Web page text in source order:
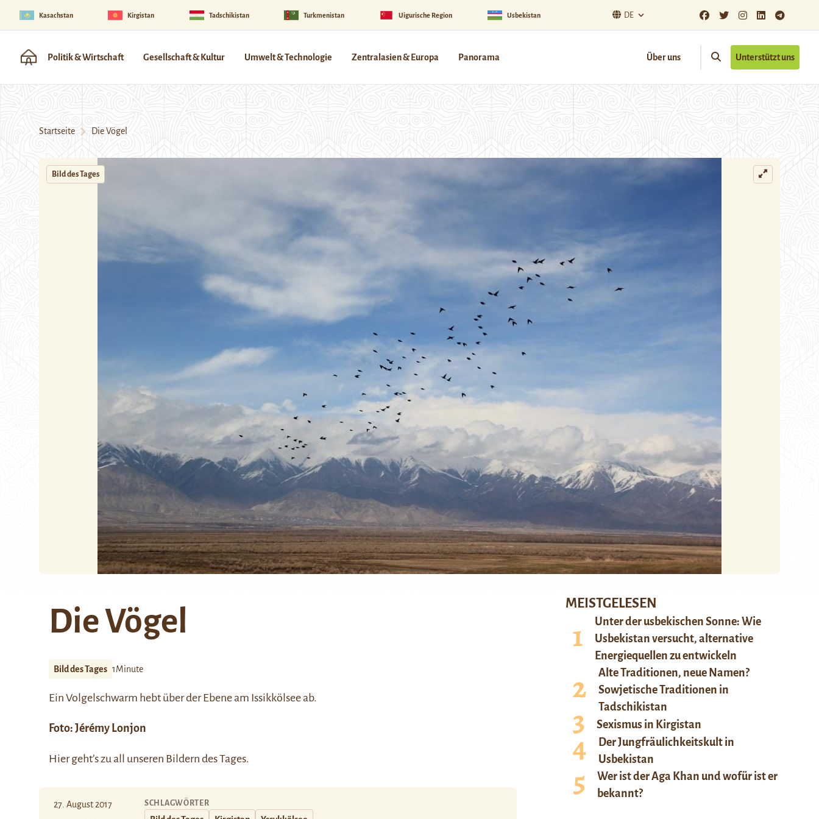
Kasachstan Kirgistan Tadschikistan Turkmenistan Uigurische Region Usbekistan DE
Politik & Wirtschaft Gesellschaft & Kultur Umwelt & Technologie Zentralasien & Europa Panorama Über uns Unterstützt uns
Startseite Die Vögel
Bild des Tages
Die Vögel
Bild des Tages 1Minute
Ein Volgelschwarm hebt über der Ebene am Issikkölsee ab.
Foto: Jérémy Lonjon
Hiergeht’s zu all unseren Bildern des Tages.
27. August 2017 SCHLAGWÖRTER
MEISTGELESEN
Unter der usbekischen Sonne: Wie
Usbekistan versucht, alternative
Energiequellen zu entwickeln
Alte Traditionen, neue Namen?
Sowjetische Traditionen in
Tadschikistan
Sexismus in Kirgistan
Der Jungfräulichkeitskult in
Usbekistan
Wer ist der Aga Khan und wofür ist er
bekannt?